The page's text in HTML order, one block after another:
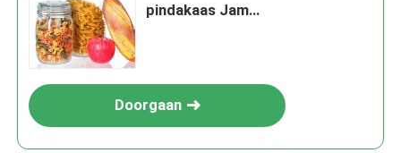
pindakaas Jam
Doorgaan